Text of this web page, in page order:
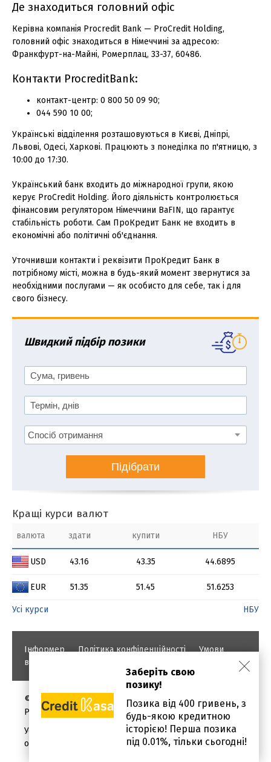
Де знаходиться головний офіс
Керівна компанія Procredit Bank — ProCredit Holding,
головний офіс знаходиться в Німеччині за адресою:
Франкфурт-на-Майні, Ромерплац, 33-37, 60486.
Контакти ProcreditBank:
контакт-центр: 0 800 50 09 90;
044 590 10 00;
Українські відділення розташовуються в Києві, Дніпрі,
Львові, Одесі, Харкові. Працюють з понеділка по п'ятницю, з
10:00 до 17:30.
Український банк входить до міжнародної групи, якою
керує ProCredit Holding. Його діяльність контролюється
фінансовим регулятором Німеччини BaFIN, що гарантує
стабільність роботи. Сам ПроКредит Банк не входить в
економічні або політичні об'єднання.
Уточнивши контакти і реквізити ПроКредит Банк в
потрібному місті, можна в будь-який момент звернутися за
необхідними послугами — як особисто для себе, так і для
свого бізнесу.
Швидкий підбір позики
Підібрати
Кращі курси валют
валюта здати купити НБУ
USD 43.16 43.35 44.6895
EUR 51.35 51.45 51.6253
Усі курси НБУ
Інформер Політика конфіденційності
Умови
використання
©
PROBANKI.COM.UA
Уся інформація про кредити і позики надана в
ознайомлювальних цілях.
Заберіть свою
позику!
Позика від 400 гривень, з
будь-якою кредитною
історією! Перша позика
під 0.01%, тільки сьогодні!